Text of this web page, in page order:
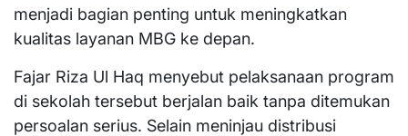
menjadi bagian penting untuk meningkatkan
kualitas layanan MBG ke depan.
Fajar Riza Ul Haq menyebut pelaksanaan program
di sekolah tersebut berjalan baik tanpa ditemukan
persoalan serius. Selain meninjau distribusi